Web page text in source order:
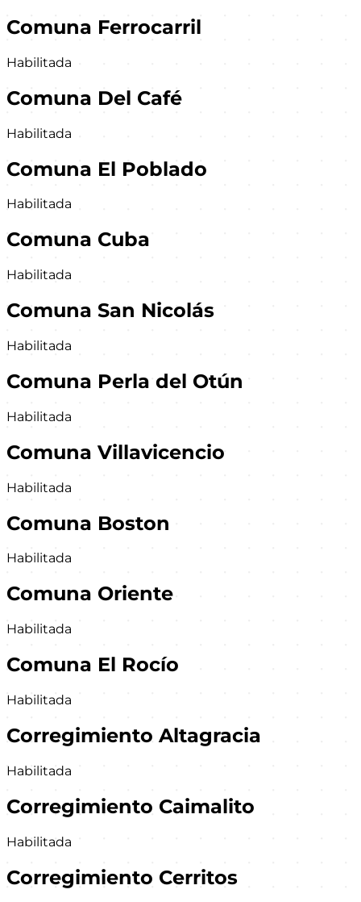
Comuna Ferrocarril
Habilitada
Comuna Del Café
Habilitada
Comuna El Poblado
Habilitada
Comuna Cuba
Habilitada
Comuna San Nicolás
Habilitada
Comuna Perla del Otún
Habilitada
Comuna Villavicencio
Habilitada
Comuna Boston
Habilitada
Comuna Oriente
Habilitada
Comuna El Rocío
Habilitada
Corregimiento Altagracia
Habilitada
Corregimiento Caimalito
Habilitada
Corregimiento Cerritos